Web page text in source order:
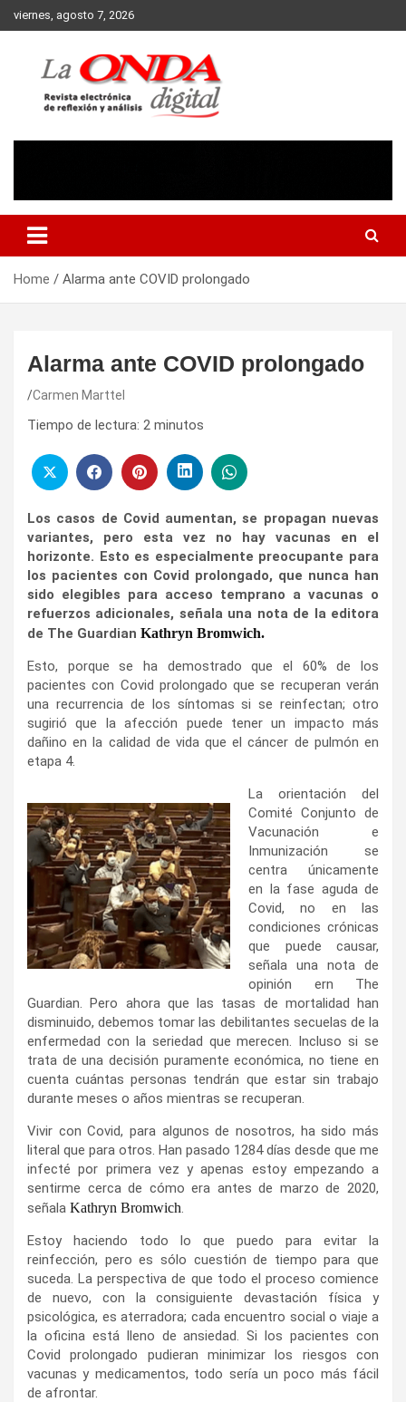
Skip
to
viernes, agosto 7, 2026
Home Alarma ante COVID prolongado
Alarma ante COVID prolongado
Carmen Marttel
Tiempo de lectura: 2 minutos
Los casos de Covid aumentan, se propagan nuevas
variantes, pero esta vez no hay vacunas en el
horizonte. Esto es especialmente preocupante para
los pacientes con Covid prolongado, que nunca han
sido elegibles para acceso temprano a vacunas o
refuerzos adicionales, señala una nota de la editora
de The Guardian Kathryn Bromwich.
Esto, porque se ha demostrado que el 60% de los
pacientes con Covid prolongado que se recuperan verán
una recurrencia de los síntomas si se reinfectan; otro
sugirió que la afección puede tener un impacto más
dañino en la calidad de vida que el cáncer de pulmón en
etapa 4.
La orientación del
Comité Conjunto de
Vacunación e
Inmunización se
centra únicamente
en la fase aguda de
Covid, no en las
condiciones crónicas
que puede causar,
señala una nota de
opinión ern The
Guardian. Pero ahora que las tasas de mortalidad han
disminuido, debemos tomar las debilitantes secuelas de la
enfermedad con la seriedad que merecen. Incluso si se
trata de una decisión puramente económica, no tiene en
cuenta cuántas personas tendrán que estar sin trabajo
durante meses o años mientras se recuperan.
Vivir con Covid, para algunos de nosotros, ha sido más
literal que para otros. Han pasado 1284 días desde que me
infecté por primera vez y apenas estoy empezando a
sentirme cerca de cómo era antes de marzo de 2020,
señala Kathryn Bromwich.
Estoy haciendo todo lo que puedo para evitar la
reinfección, pero es sólo cuestión de tiempo para que
suceda. La perspectiva de que todo el proceso comience
de nuevo, con la consiguiente devastación física y
psicológica, es aterradora; cada encuentro social o viaje a
la oficina está lleno de ansiedad. Si los pacientes con
Covid prolongado pudieran minimizar los riesgos con
vacunas y medicamentos, todo sería un poco más fácil
de afrontar.